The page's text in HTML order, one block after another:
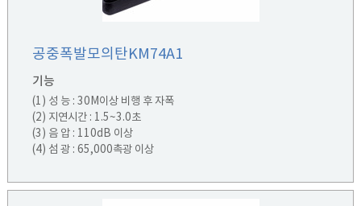
공중폭발모의탄KM74A1
기능
(1) 성 능 : 30M이상 비행 후 자폭
(2) 지연시간 : 1.5~3.0초
(3) 음 압 : 110dB 이상
(4) 섬 광 : 65,000촉광 이상